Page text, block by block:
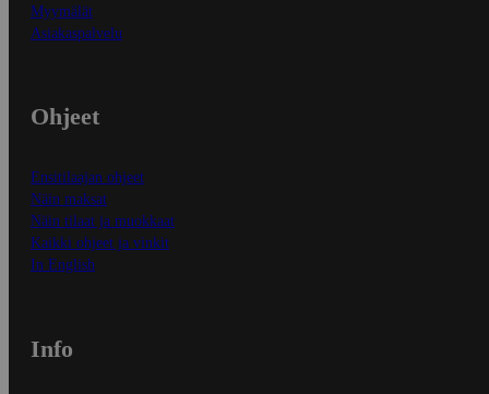
Myymälät
Asiakaspalvelu
Ohjeet
Ensitilaajan ohjeet
Näin maksat
Näin tilaat ja muokkaat
Kaikki ohjeet ja vinkit
In English
Info